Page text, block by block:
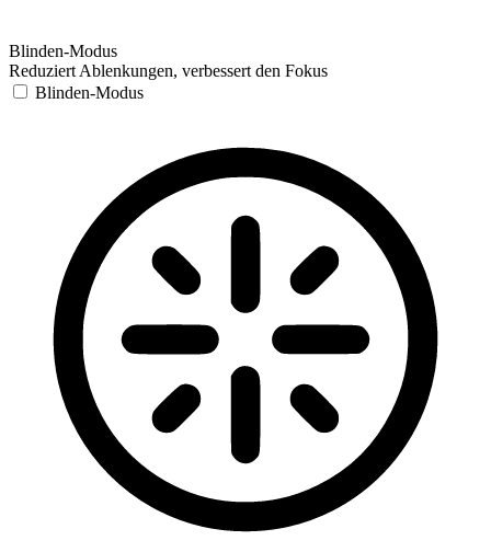
Blinden-Modus
Reduziert Ablenkungen, verbessert den Fokus
Blinden-Modus